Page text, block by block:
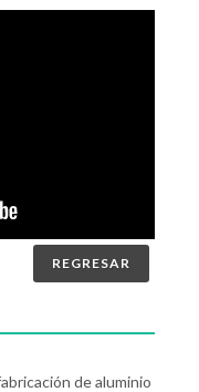
REGRESAR
de aluminio